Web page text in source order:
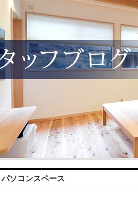
ソコンスペース